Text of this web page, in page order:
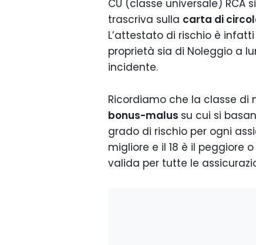
CU (classe universale) RCA
trascriva sulla carta di
L’attestato di rischio è
proprietà sia di Noleggio a
incidente.
Ricordiamo che la classe di
bonus-malus su cui si
grado di rischio per ogni
migliore e il 18 è il peggiore
valida per tutte le